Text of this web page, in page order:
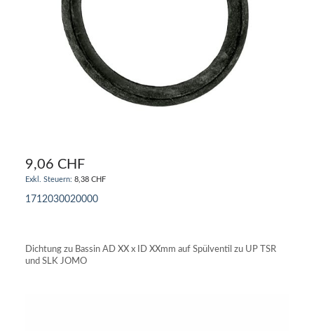
9,06 CHF
8,38 CHF
1712030020000
Dichtung zu Bassin AD XX x ID XXmm auf Spülventil zu UP TSR
und SLK JOMO